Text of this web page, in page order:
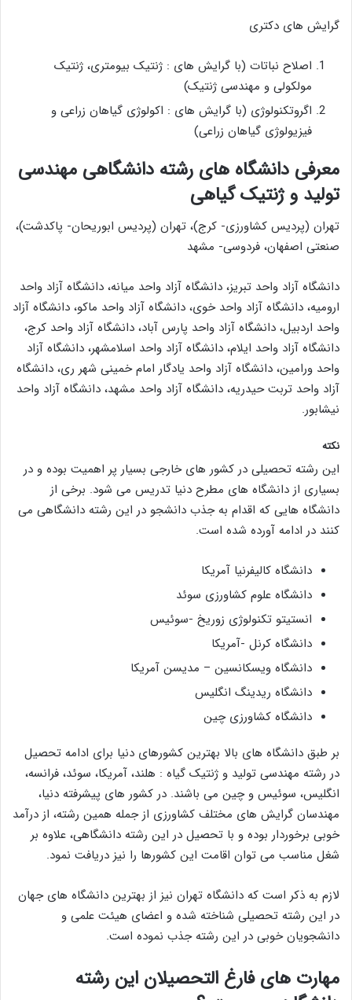
گرایش های دکتری
اصلاح نباتات (با گرایش های : ژنتیک بیومتری، ژنتیک
مولکولی و مهندسی ژنتیک)
اگروتکنولوژی (با گرایش های : اکولوژی گیاهان زراعی و
فیزیولوژی گیاهان زراعی)
معرفی دانشگاه های رشته دانشگاهی مهندسی
تولید و ژنتیک گیاهی
تهران (پردیس کشاورزی- کرج)، تهران (پردیس ابوریحان- پاکدشت)،
صنعتی اصفهان، فردوسی- مشهد
دانشگاه آزاد واحد تبریز، دانشگاه آزاد واحد میانه، دانشگاه آزاد واحد
ارومیه، دانشگاه آزاد واحد خوی، دانشگاه آزاد واحد ماکو، دانشگاه آزاد
واحد اردبیل، دانشگاه آزاد واحد پارس آباد، دانشگاه آزاد واحد کرج،
دانشگاه آزاد واحد ایلام، دانشگاه آزاد واحد اسلامشهر، دانشگاه آزاد
واحد ورامین، دانشگاه آزاد واحد یادگار امام خمینی شهر ری، دانشگاه
آزاد واحد تربت حیدریه، دانشگاه آزاد واحد مشهد، دانشگاه آزاد واحد
نیشابور.
نکته
این رشته تحصیلی در کشور های خارجی بسیار پر اهمیت بوده و در
بسیاری از دانشگاه های مطرح دنیا تدریس می شود. برخی از
دانشگاه هایی که اقدام به جذب دانشجو در این رشته دانشگاهی می
کنند در ادامه آورده شده است.
دانشگاه کالیفرنیا آمریکا
دانشگاه علوم کشاورزی سوئد
انستیتو تکنولوژی زوریخ -سوئیس
دانشگاه کرنل -آمریکا
دانشگاه ویسکانسین – مدیسن آمریکا
دانشگاه ریدینگ انگلیس
دانشگاه کشاورزی چین
بر طبق دانشگاه های بالا بهترین کشورهای دنیا برای ادامه تحصیل
در رشته مهندسی تولید و ژنتیک گیاه : هلند، آمریکا، سوئد، فرانسه،
‌انگلیس، سوئیس و چین می باشند. در کشور های پیشرفته دنیا،
مهندسان گرایش های مختلف کشاورزی از جمله همین رشته، از درآمد
خوبی برخوردار بوده و با تحصیل در این رشته دانشگاهی، علاوه بر
شغل مناسب می توان اقامت این کشورها را نیز دریافت نمود.
لازم به ذکر است که دانشگاه تهران نیز از بهترین دانشگاه های جهان
در این رشته تحصیلی شناخته شده و اعضای هیئت علمی و
دانشجویان خوبی در این رشته جذب نموده است.
مهارت های فارغ التحصیلان این رشته